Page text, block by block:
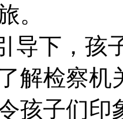
。
导下，孩
解检察
孩子们印